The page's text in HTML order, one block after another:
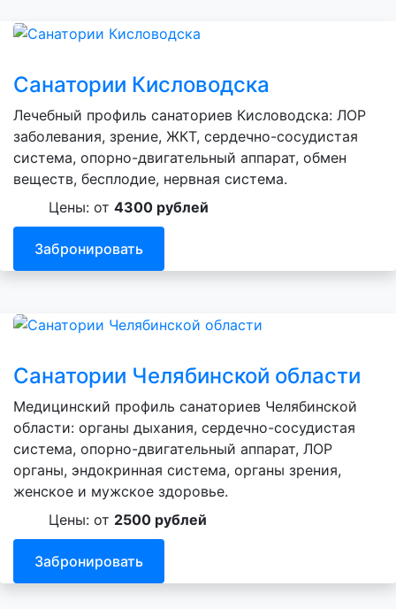
Санатории Кисловодска
Лечебный профиль санаториев Кисловодска: ЛОР
заболевания, зрение, ЖКТ, сердечно-сосудистая
система, опорно-двигательный аппарат, обмен
веществ, бесплодие, нервная система.
Цены: от 4300 рублей
Забронировать
Санатории Челябинской области
Медицинский профиль санаториев Челябинской
области: органы дыхания, сердечно-сосудистая
система, опорно-двигательный аппарат, ЛОР
органы, эндокринная система, органы зрения,
женское и мужское здоровье.
Цены: от 2500 рублей
Забронировать